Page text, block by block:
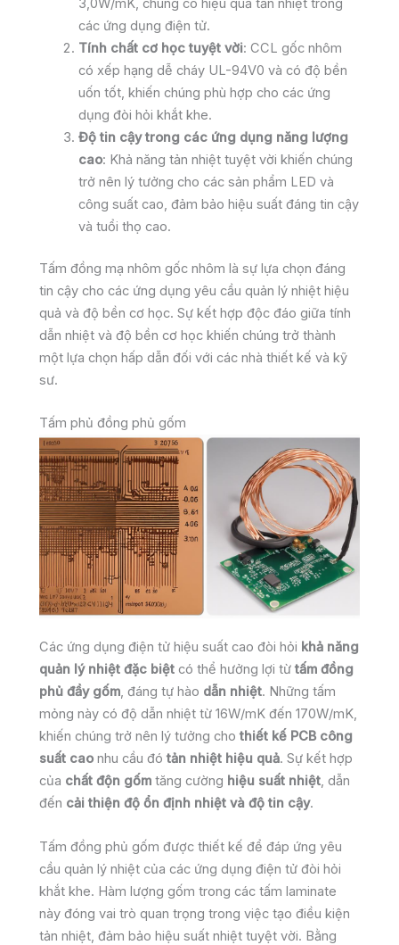
3,0W/mK, chúng có hiệu quả tản nhiệt trong
các ứng dụng điện tử.
Tính chất cơ học tuyệt vời: CCL gốc nhôm
có xếp hạng dễ cháy UL-94V0 và có độ bền
uốn tốt, khiến chúng phù hợp cho các ứng
dụng đòi hỏi khắt khe.
Độ tin cậy trong các ứng dụng năng lượng
cao: Khả năng tản nhiệt tuyệt vời khiến chúng
trở nên lý tưởng cho các sản phẩm LED và
công suất cao, đảm bảo hiệu suất đáng tin cậy
và tuổi thọ cao.
Tấm đồng mạ nhôm gốc nhôm là sự lựa chọn đáng
tin cậy cho các ứng dụng yêu cầu quản lý nhiệt hiệu
quả và độ bền cơ học. Sự kết hợp độc đáo giữa tính
dẫn nhiệt và độ bền cơ học khiến chúng trở thành
một lựa chọn hấp dẫn đối với các nhà thiết kế và kỹ
sư.
Tấm phủ đồng phủ gốm
Các ứng dụng điện tử hiệu suất cao đòi hỏi khả năng
quản lý nhiệt đặc biệt có thể hưởng lợi từ tấm đồng
phủ đầy gốm, đáng tự hào dẫn nhiệt. Những tấm
mỏng này có độ dẫn nhiệt từ 16W/mK đến 170W/mK,
khiến chúng trở nên lý tưởng cho thiết kế PCB công
suất cao nhu cầu đó tản nhiệt hiệu quả. Sự kết hợp
của chất độn gốm tăng cường hiệu suất nhiệt, dẫn
đến cải thiện độ ổn định nhiệt và độ tin cậy.
Tấm đồng phủ gốm được thiết kế để đáp ứng yêu
cầu quản lý nhiệt của các ứng dụng điện tử đòi hỏi
khắt khe. Hàm lượng gốm trong các tấm laminate
này đóng vai trò quan trọng trong việc tạo điều kiện
tản nhiệt, đảm bảo hiệu suất nhiệt tuyệt vời. Bằng